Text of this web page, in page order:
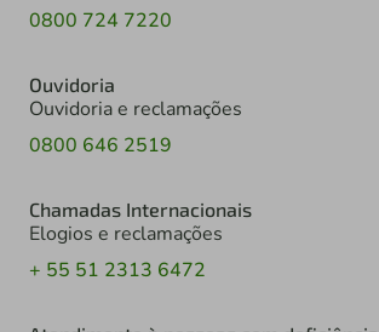
0800 724 7220
Ouvidoria
Ouvidoria e reclamações
0800 646 2519
Chamadas Internacionais
Elogios e reclamações
+ 55 51 2313 6472